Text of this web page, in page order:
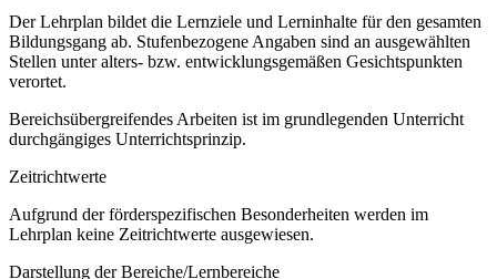
Der Lehrplan bildet die Lernziele und Lerninhalte für den gesamten
Bildungsgang ab. Stufenbezogene Angaben sind an ausgewählten
Stellen unter alters- bzw. entwicklungsgemäßen Gesichtspunkten
verortet.
Bereichsübergreifendes Arbeiten ist im grundlegenden Unterricht
durchgängiges Unterrichtsprinzip.
Zeitrichtwerte
Aufgrund der förderspezifischen Besonderheiten werden im
Lehrplan keine Zeitrichtwerte ausgewiesen.
Darstellung der Bereiche/Lernbereiche